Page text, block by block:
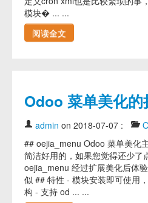
模块� ... ...
阅读全文
Odoo 菜单美化
admin on 2018-07-07 :
## oejia_menu Odoo 菜单美化
简洁好用的，如果您觉得还少了
oejia_menu 经过扩展美化后体
似 ## 特性 - 模块安装即可使用
构 - 支持 od ... ...